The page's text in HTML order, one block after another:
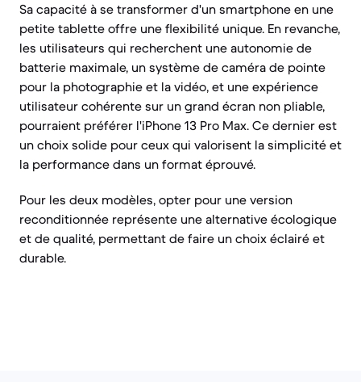
Sa capacité à se transformer d'un smartphone en une
petite tablette offre une flexibilité unique. En revanche,
les utilisateurs qui recherchent une autonomie de
batterie maximale, un système de caméra de pointe
pour la photographie et la vidéo, et une expérience
utilisateur cohérente sur un grand écran non pliable,
pourraient préférer l'iPhone 13 Pro Max. Ce dernier est
un choix solide pour ceux qui valorisent la simplicité et
la performance dans un format éprouvé.
Pour les deux modèles, opter pour une version
reconditionnée représente une alternative écologique
et de qualité, permettant de faire un choix éclairé et
durable.